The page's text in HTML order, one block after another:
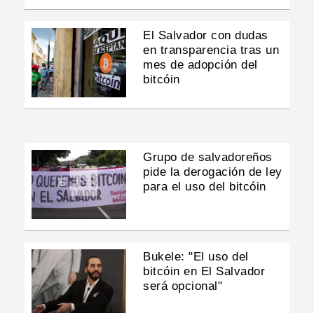
El Salvador con dudas
en transparencia tras un
mes de adopción del
bitcóin
Grupo de salvadoreños
pide la derogación de ley
para el uso del bitcóin
Bukele: "El uso del
bitcóin en El Salvador
será opcional"